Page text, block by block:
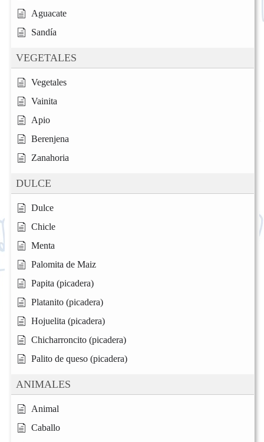
Aguacate
Sandía
VEGETALES
Vegetales
Vainita
Apio
Berenjena
Zanahoria
DULCE
Dulce
Chicle
Menta
Palomita de Maiz
Papita (picadera)
Platanito (picadera)
Hojuelita (picadera)
Chicharroncito (picadera)
Palito de queso (picadera)
ANIMALES
Animal
Caballo